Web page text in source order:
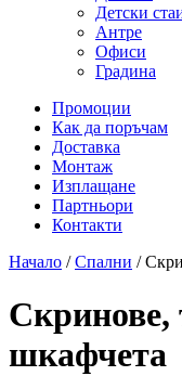
Детски
Антре
Офиси
Градина
Промоции
Как да поръчам
Доставка
Монтаж
Изплащане
Партньори
Контакти
Начало /Спални /
Скринове,
шкафчета